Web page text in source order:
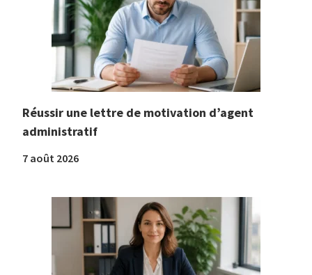
Réussir une lettre de motivation d’agent
administratif
7 août 2026